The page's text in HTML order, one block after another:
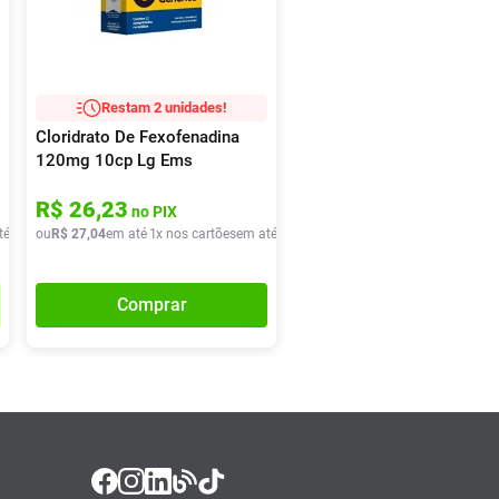
x deR$ 40,60
Restam 2 unidades!
Cloridrato De Fexofenadina
120mg 10cp Lg Ems
R$ 26,23 no PIX
ou R$ 27,04em até 1x nos cartõesem até
Comprar